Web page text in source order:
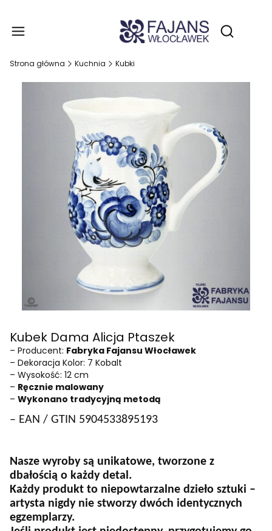
Otwórz
Strona główna Kuchnia Kubki
Kubek Dama Alicja Ptaszek
– Producent: Fabryka Fajansu Włocławek
– Dekoracja Kolor: 7 Kobalt
– Wysokość: 12 cm
– Ręcznie malowany
– Wykonano tradycyjną metodą
– EAN / GTIN 5904533895193
Nasze wyroby są unikatowe, tworzone z
dbałością o każdy detal.
Każdy produkt to niepowtarzalne dzieło sztuki –
artysta nigdy nie stworzy dwóch identycznych
egzemplarzy.